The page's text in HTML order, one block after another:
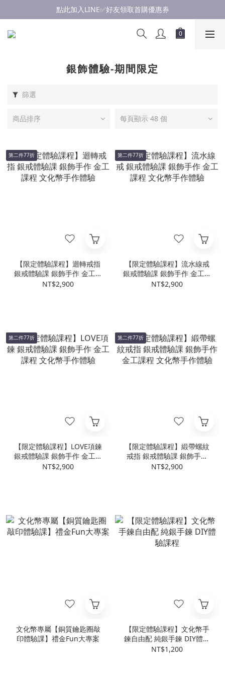
點此加入LINE✅好友領取首購優惠券
點此加入LINE✅好友領取首購優惠券
浪漫慶七夕💝銀飾滿$3000享優惠💝至8/19
銀飾體驗-期間限定
篩選
商品排序 每頁顯示 48 個
第二件77折
【限定體驗課程】迴轉戒指
銀戒體驗課 銀飾手作 金工課
程 文化幣手作體驗
NT$2,900
第二件77折
【限定體驗課程】流水線戒
銀戒體驗課 銀飾手作 金工課
程 文化幣手作體驗
NT$2,900
第二件77折
【限定體驗課程】LOVE項鍊
銀戒體驗課 銀飾手作 金工課
程 文化幣手作體驗
NT$2,900
第二件77折
【限定體驗課程】緞帶螺紋
戒指 銀戒體驗課 銀飾手作
金工課程 文化幣手作體驗
NT$2,900
文化幣專屬【銅質鑰匙圈敲
印體驗課】禮金Fun大專案
【限定體驗課程】文化幣手
鍊自由配 純銀手鍊 DIY體驗
課程
NT$1,200